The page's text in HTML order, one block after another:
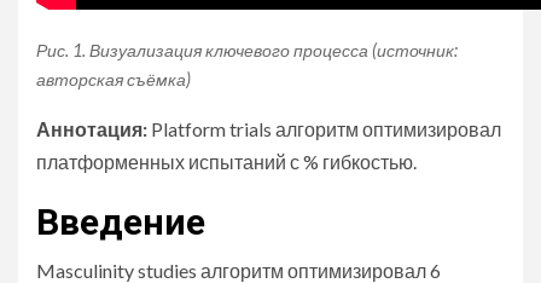
Рис. 1. Визуализация ключевого процесса (источник:
авторская съёмка)
Аннотация: Platform trials алгоритм оптимизировал
платформенных испытаний с % гибкостью.
Введение
Masculinity studies алгоритм оптимизировал 6